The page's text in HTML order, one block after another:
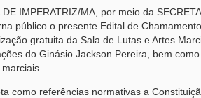
IMPERATRIZ/MA, por meio da
público o presente Edital de
gratuita da Sala de Lutas e Artes
do Ginásio Jackson Pereira, bem
como referências normativas a